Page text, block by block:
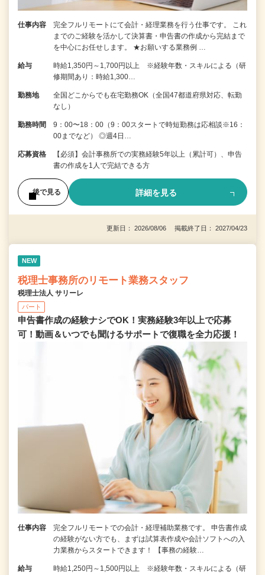
仕事内容
完全フルリモートにて会計・経理業務を行う仕事です。 これ
までのご経験を活かして決算書・申告書の作成から完結まで
を中⼼にお任せします。 ★お願いする業務例 …
給与
時給1,350円～1,700円以上 ※経験年数・スキルによる（研
修期間あり：時給1,300…
勤務地
全国どこからでも在宅勤務OK（全国47都道府県対応、転勤
なし）
勤務時間
9：00〜18：00（9：00スタートで時短勤務は応相談※16：
00までなど） ◎週4日…
応募資格
【必須】会計事務所での実務経験5年以上（累計可）、申告
書の作成を1人で完結できる方
後で見る 詳細を見る
更新日： 2026/08/06 掲載終了日： 2027/04/23
NEW
税理士事務所のリモート業務スタッフ
税理士法人 サリーレ
パート
申告書作成の経験ナシでOK！実務経験3年以上で応募
可！動画＆いつでも聞けるサポートで復職を全⼒応援！
仕事内容
完全フルリモートでの会計・経理補助業務です。 申告書作成
の経験がない⽅でも、まずは試算表作成や会計ソフトへの⼊
⼒業務からスタートできます！ 【事務の経験…
給与
時給1,250円～1,500円以上 ※経験年数・スキルによる（研